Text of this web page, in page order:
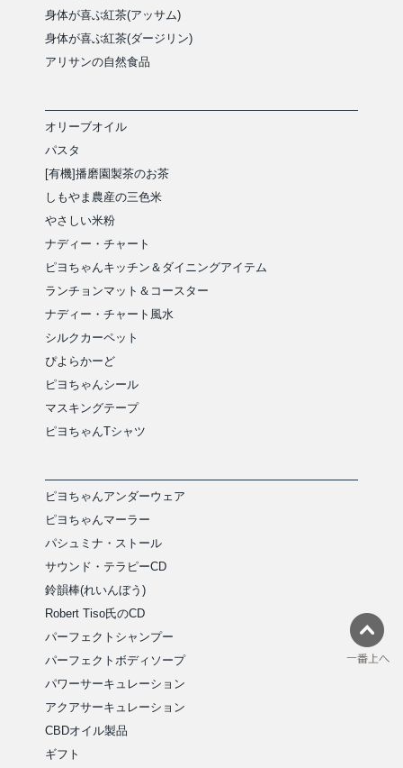
身体が喜ぶ紅茶(アッサム)
身体が喜ぶ紅茶(ダージリン)
アリサンの自然食品
オリーブオイル
パスタ
[有機]播磨園製茶のお茶
しもやま農産の三色米
やさしい米粉
ナディー・チャート
ピヨちゃんキッチン＆ダイニングアイテム
ランチョンマット＆コースター
ナディー・チャート風水
シルクカーペット
ぴよらかーど
ピヨちゃんシール
マスキングテープ
ピヨちゃんTシャツ
ピヨちゃんアンダーウェア
ピヨちゃんマーラー
パシュミナ・ストール
サウンド・テラピーCD
鈴韻棒(れいんぼう)
Robert Tiso氏のCD
パーフェクトシャンプー
パーフェクトボディソープ
パワーサーキュレーション
アクアサーキュレーション
CBDオイル製品
ギフト